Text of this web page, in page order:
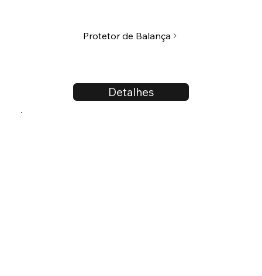
Detalhes
Protetor de Balança